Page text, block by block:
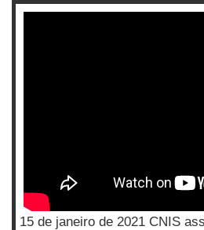
15 de janeiro de 2021 CNIS